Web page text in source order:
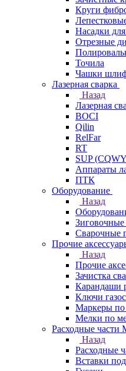
Круги
Насадки
Отрезные
Точила
Чашки
Лазерная сварка
Назад
Лазерная
BOCI
Qilin
RelFar
RT
SUP
Аппараты
ПТК
Оборудование
Назад
Зиговочные
Сварочные
Прочие
Назад
Прочие
Зачистка
Карандаши
Ключи
Маркеры по
Мелки по
Расходные части
Назад
Расходные
Вставки